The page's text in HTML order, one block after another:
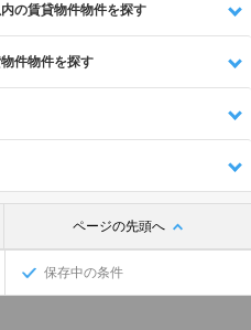
の賃貸物件物件を探す
件物件を探す
ページの先頭へ
保存中の条件